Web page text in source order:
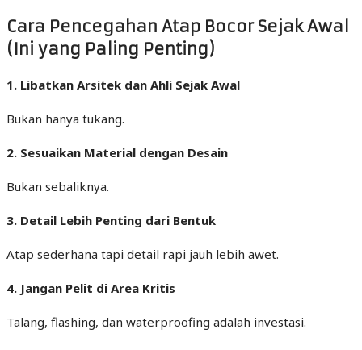
Cara Pencegahan Atap Bocor Sejak Awal
(Ini yang Paling Penting)
1. Libatkan Arsitek dan Ahli Sejak Awal
Bukan hanya tukang.
2. Sesuaikan Material dengan Desain
Bukan sebaliknya.
3. Detail Lebih Penting dari Bentuk
Atap sederhana tapi detail rapi jauh lebih awet.
4. Jangan Pelit di Area Kritis
Talang, flashing, dan waterproofing adalah investasi.